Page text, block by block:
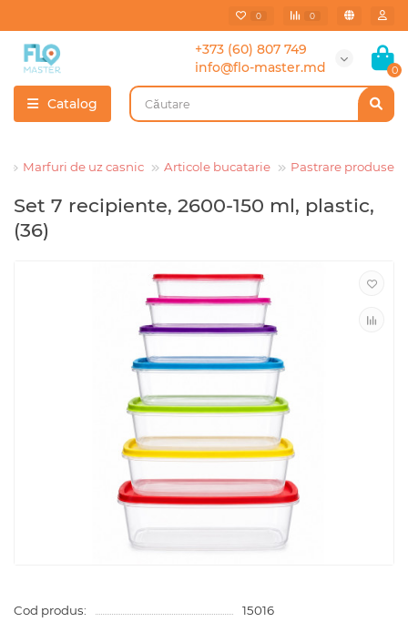
0 0
+373 (60) 807 749
info@flo-master.md
0
Catalog
Marfuri de uz casnic Articole bucatarie Pastrare produse
Set 7 recipiente, 2600-150 ml, plastic,
(36)
Cod produs:
15016